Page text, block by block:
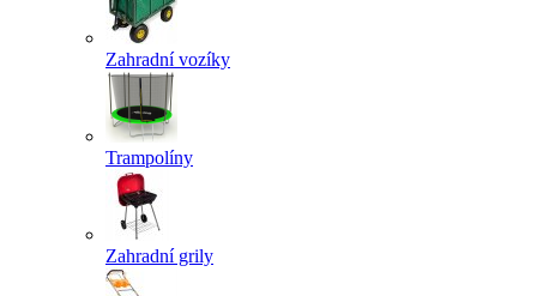
Zahradní vozíky
Trampolíny
Zahradní grily